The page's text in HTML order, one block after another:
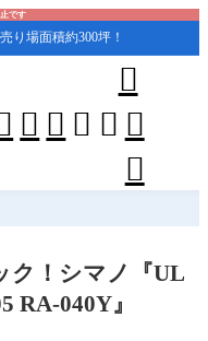
です
り場面積約300坪！
   



ク！シマノ『UL
RA-040Y』